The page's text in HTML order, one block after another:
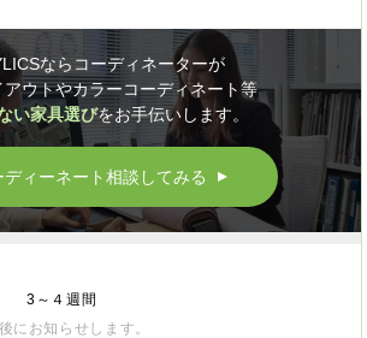
ならコーディネーターが
アウトやカラーコーディネート等
い家具選びをお手伝いします。
ディーネート相談してみる ▲
3～４週間
にお知らせします。